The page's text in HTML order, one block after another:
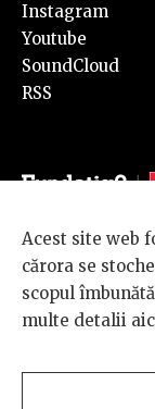
Instagram
Youtube
SoundCloud
RSS
© 2026 BRD
Scena 9 este un
GÉNÉRALE
Acest site web
cărora se
scopul
multe detalii